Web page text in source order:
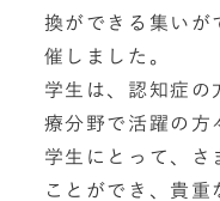
換ができる集いが
催しました。
学生は、認知症の
療分野で活躍の方
学生にとって、さ
ことができ、貴重